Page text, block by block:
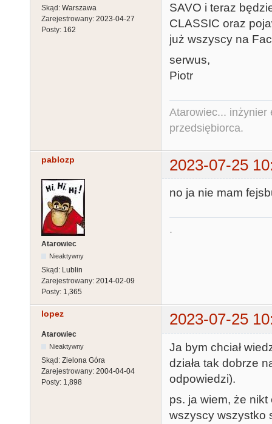
Skąd: Warszawa
Zarejestrowany: 2023-04-27
Posty: 162
SAVO i teraz
CLASSIC oraz
już wszyscy na
serwus,
Piotr
Atarowiec... inżynier
przedsiębiorca.
pablozp 2023-07-25
Atarowiec
Nieaktywny
Skąd: Lublin
Zarejestrowany: 2014-02-09
Posty: 1,365
no ja nie mam
.
lopez 2023-07-25
Atarowiec
Nieaktywny
Skąd: Zielona Góra
Zarejestrowany: 2004-04-04
Posty: 1,898
Ja bym chciał
działa tak dobrze
odpowiedzi).
ps. ja wiem, że
wszyscy wszystko